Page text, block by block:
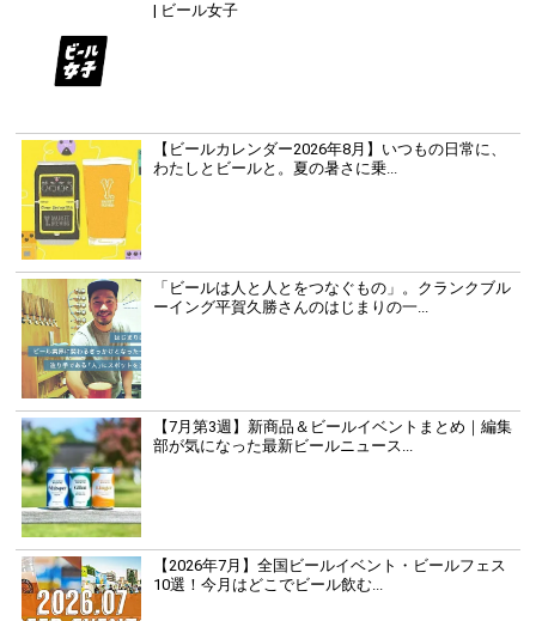
| ビール女子
【ビールカレンダー2026年8月】いつもの日常に、
わたしとビールと。夏の暑さに乗...
「ビールは人と人とをつなぐもの」。クランクブル
ーイング平賀久勝さんのはじまりの一...
【7月第3週】新商品＆ビールイベントまとめ｜編集
部が気になった最新ビールニュース...
【2026年7月】全国ビールイベント・ビールフェス
10選！今月はどこでビール飲む...